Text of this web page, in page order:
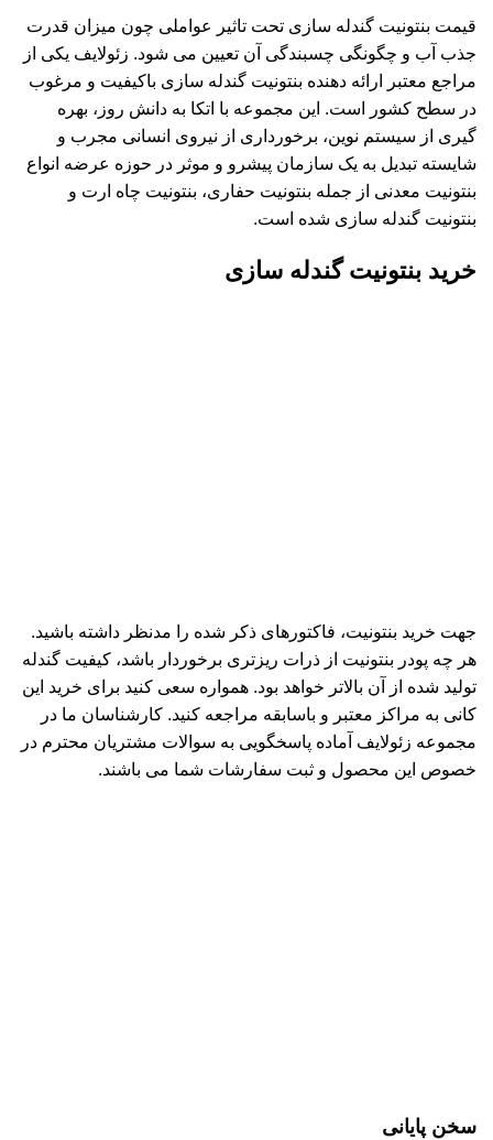
قیمت بنتونیت گندله سازی تحت تاثیر عواملی چون میزان قدرت
جذب آب و چگونگی چسبندگی آن تعیین می شود. زئولایف یکی از
مراجع معتبر ارائه دهنده بنتونیت گندله سازی باکیفیت و مرغوب
در سطح کشور است. این مجموعه با اتکا به دانش روز، بهره
گیری از سیستم نوین، برخورداری از نیروی انسانی مجرب و
شایسته تبدیل به یک سازمان پیشرو و موثر در حوزه عرضه انواع
بنتونیت معدنی از جمله بنتونیت حفاری، بنتونیت چاه ارت و
بنتونیت گندله سازی شده است.
خرید بنتونیت گندله سازی
جهت خرید بنتونیت، فاکتورهای ذکر شده را مدنظر داشته باشید.
هر چه پودر بنتونیت از ذرات ریزتری برخوردار باشد، کیفیت گندله
تولید شده از آن بالاتر خواهد بود. همواره سعی کنید برای خرید این
کانی به مراکز معتبر و باسابقه مراجعه کنید. کارشناسان ما در
مجموعه زئولایف آماده پاسخگویی به سوالات مشتریان محترم در
خصوص این محصول و ثبت سفارشات شما می باشند.
سخن پایانی